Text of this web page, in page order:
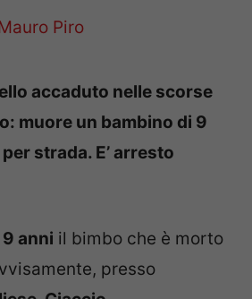
Piro
accaduto nelle scorse
muore un bambino di 9
strada. E’ arresto
9 anni il bimbo che è morto
presso